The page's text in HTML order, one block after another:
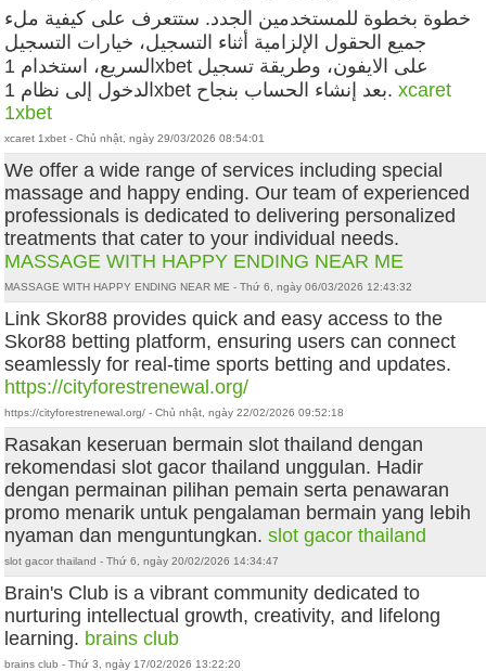
خطوة بخطوة للمستخدمين الجدد. ستتعرف على كيفية ملء
جميع الحقول الإلزامية أثناء التسجيل، خيارات التسجيل
السريع، استخدام 1xbet على الايفون، وطريقة تسجيل
الدخول إلى نظام 1xbet بعد إنشاء الحساب بنجاح.xcaret
1xbet
xcaret 1xbet - Chủ nhật, ngày 29/03/2026 08:54:01
We offer a wide range of services including special
massage and happy ending. Our team of experienced
professionals is dedicated to delivering personalized
treatments that cater to your individual needs.
MASSAGE WITH HAPPY ENDING NEAR ME
MASSAGE WITH HAPPY ENDING NEAR ME - Thứ 6, ngày 06/03/2026 12:43:32
Link Skor88 provides quick and easy access to the
Skor88 betting platform, ensuring users can connect
seamlessly for real-time sports betting and updates.
https://cityforestrenewal.org/
https://cityforestrenewal.org/ - Chủ nhật, ngày 22/02/2026 09:52:18
Rasakan keseruan bermain slot thailand dengan
rekomendasi slot gacor thailand unggulan. Hadir
dengan permainan pilihan pemain serta penawaran
promo menarik untuk pengalaman bermain yang lebih
nyaman dan menguntungkan.slot gacor thailand
slot gacor thailand - Thứ 6, ngày 20/02/2026 14:34:47
Brain's Club is a vibrant community dedicated to
nurturing intellectual growth, creativity, and lifelong
learning. brains club
brains club - Thứ 3, ngày 17/02/2026 13:22:20